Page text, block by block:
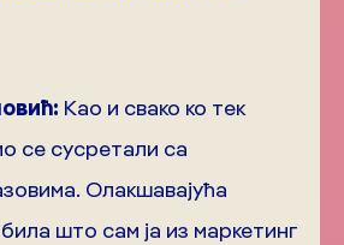
Као и свако ко тек
се сусретали са
Олакшавајућа
што сам ја из маркетинг